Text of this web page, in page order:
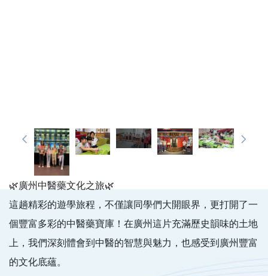
🌿廣州中醫藥文化之旅🌿
這趟精彩的遊學旅程，不僅讓同學們大開眼界，更打開了一
個豐富多彩的中醫藥寶庫！在廣州這片充滿歷史韻味的土地
上，我們深刻體會到中醫的智慧與魅力，也感受到廣州豐富
的文化底蘊。